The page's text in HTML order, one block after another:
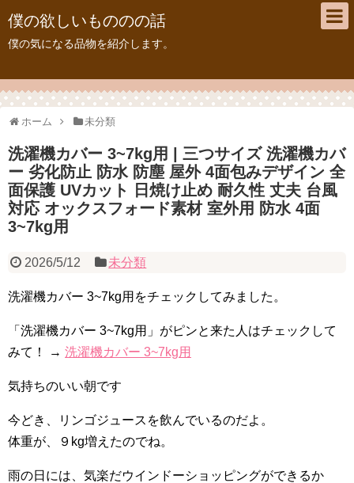
僕の欲しいもののの話
僕の気になる品物を紹介します。
ホーム 未分類
洗濯機カバー 3~7kg用 | 三つサイズ 洗濯機カバ
ー 劣化防止 防水 防塵 屋外 4面包みデザイン 全
面保護 UVカット 日焼け止め 耐久性 丈夫 台風
対応 オックスフォード素材 室外用 防水 4面
3~7kg用
2026/5/12 未分類
洗濯機カバー 3~7kg用をチェックしてみました。
「洗濯機カバー 3~7kg用」がピンと来た人はチェックして
みて！ → 洗濯機カバー 3~7kg用
気持ちのいい朝です
今どき、リンゴジュースを飲んでいるのだよ。
体重が、９kg増えたのでね。
雨の日には、気楽だウインドーショッピングができるか